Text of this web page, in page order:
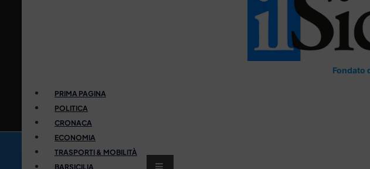
Fondato
PRIMA PAGINA
POLITICA
CRONACA
ECONOMIA
TRASPORTI & MOBILITÀ
BARSICILIA